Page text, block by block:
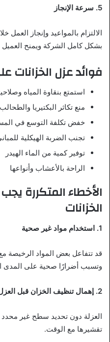
5. سرعة الإنجاز
الالتزام بالمواعيد وإنجاز
بشكل كامل الشركة ويمنح العميل
فوائد عزل الخزانات
استمتع بنقاوة المياه
منع تكاثر البكتيريا
خفض تكلفة التوسع في
تجنب الضربة الهيكلية
توفير كمية من الماء الهيدر
الراحة بالأعشاب وأنواعها
الأخطاء المتكررة
الخزانات
1. استخدام مواد غير صحية
قد تتفاعل بعض المواد الرخيصة مع
وتسبب أضرارًا صحية على المدى
2. إهمال تنظيف الخزان قبل العزل
العزلة دون تحديد سطح غير محدد
تقشيرها مع الوقت.